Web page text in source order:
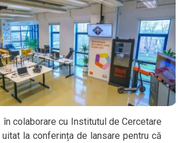
în colaborare cu Institutul de Cercetare
uitat la conferința de lansare pentru că